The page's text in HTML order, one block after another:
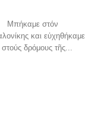
και εὐχηθήκαμε
δρόμους τῆς...